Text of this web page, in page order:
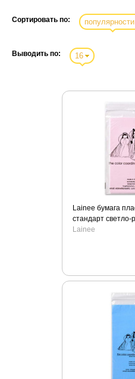
Сортировать по: популярности
Выводить по: 16
Lainee бумага
стандарт светло-
Lainee